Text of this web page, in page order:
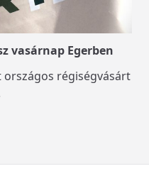
vasárnap Egerben
országos régiségvásárt